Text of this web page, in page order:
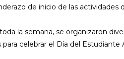
de inicio de las
la semana, se organizaron
para celebrar el Día del Estudiante